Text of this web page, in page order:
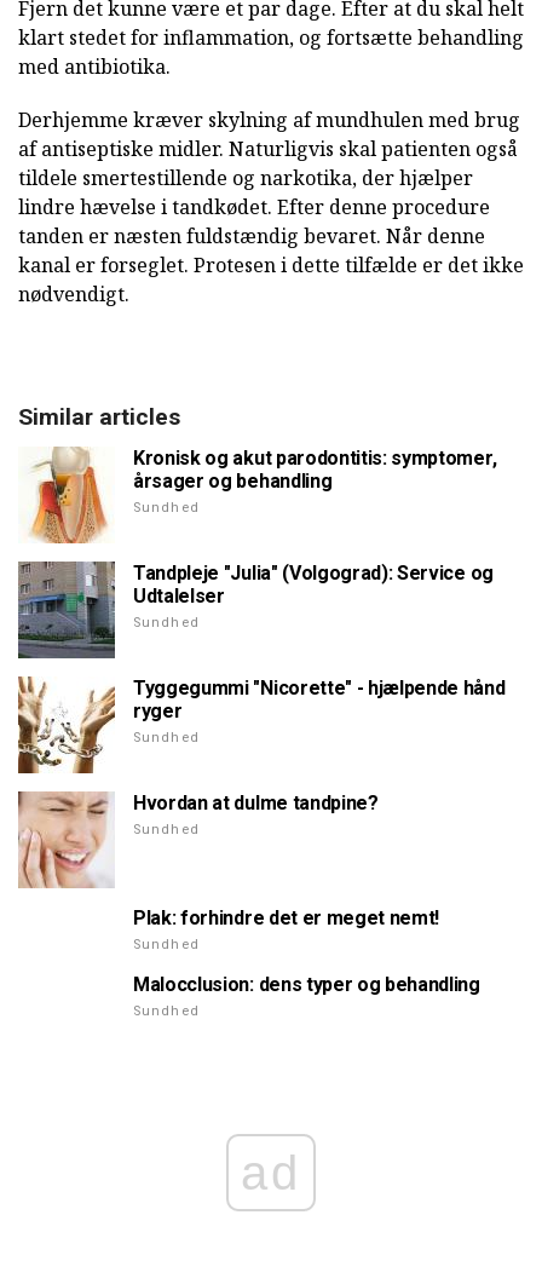
Fjern det kunne være et par dage. Efter at du skal helt
klart stedet for inflammation, og fortsætte behandling
med antibiotika.
Derhjemme kræver skylning af mundhulen med brug
af antiseptiske midler. Naturligvis skal patienten også
tildele smertestillende og narkotika, der hjælper
lindre hævelse i tandkødet. Efter denne procedure
tanden er næsten fuldstændig bevaret. Når denne
kanal er forseglet. Protesen i dette tilfælde er det ikke
nødvendigt.
Similar articles
Kronisk og akut parodontitis: symptomer,
årsager og behandling
Sundhed
Tandpleje "Julia" (Volgograd): Service og
Udtalelser
Sundhed
Tyggegummi "Nicorette" - hjælpende hånd
ryger
Sundhed
Hvordan at dulme tandpine?
Sundhed
Plak: forhindre det er meget nemt!
Sundhed
Malocclusion: dens typer og behandling
Sundhed
ad